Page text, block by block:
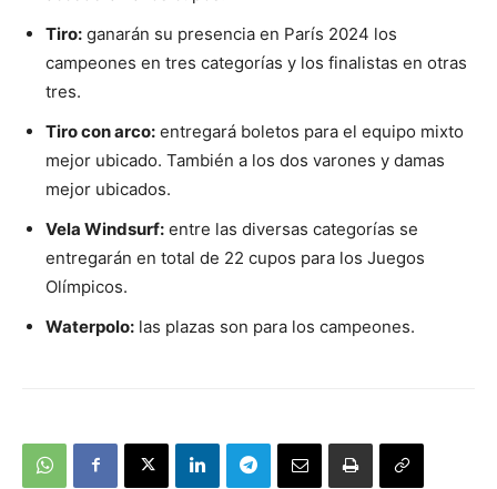
Tiro: ganarán su presencia en París 2024 los
campeones en tres categorías y los finalistas en otras
tres.
Tiro con arco: entregará boletos para el equipo mixto
mejor ubicado. También a los dos varones y damas
mejor ubicados.
Vela Windsurf: entre las diversas categorías se
entregarán en total de 22 cupos para los Juegos
Olímpicos.
Waterpolo: las plazas son para los campeones.